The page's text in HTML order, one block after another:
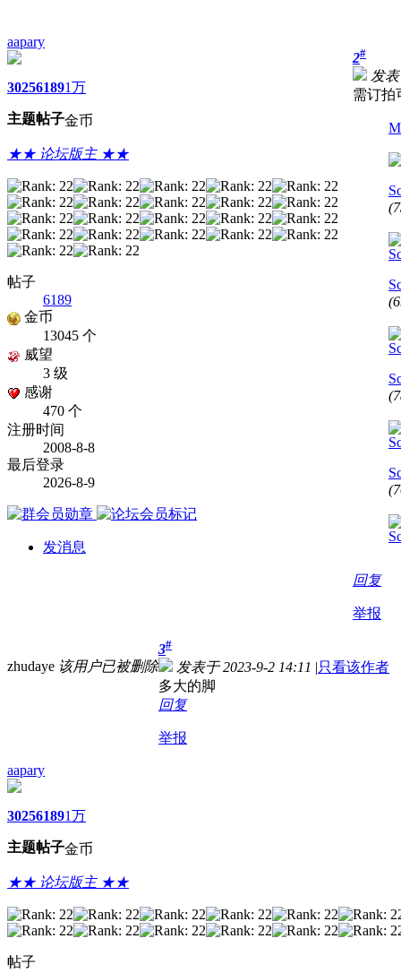
aapary
3025
主题
6189
帖子
1万
金币
★★ 论坛版主 ★★
帖子
6189
金币
13045 个
威望
3 级
感谢
470 个
注册时间
2008-8-8
最后登录
2026-8-9
发消息
2#
发表
需订拍
回复
举报
zhudaye 该用户已被删除
3#
发表于 2023-9-2 14:11 |只看该作者
多大的脚
回复
举报
aapary
3025
主题
6189
帖子
1万
金币
★★ 论坛版主 ★★
帖子